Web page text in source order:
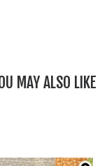
MAY ALSO LIKE